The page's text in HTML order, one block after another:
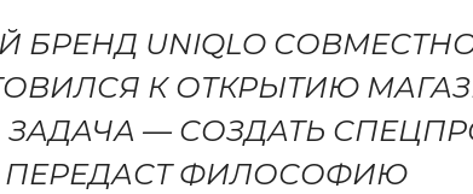
БРЕНД UNIQLO
К ОТКРЫТИЮ
ЗАДАЧА — СОЗДАТЬ
ФИЛОСОФИЮ
ПРОЕКТ